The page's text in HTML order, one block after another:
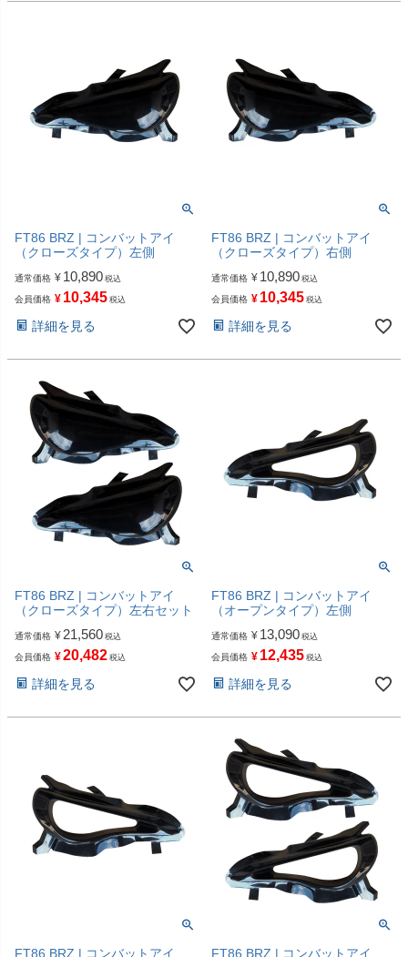
FT86 BRZ | コンバットアイ
（クローズタイプ）左側
通常価格 ¥ 10,890 税込
会員価格 ¥ 10,345 税込
詳細を見る
FT86 BRZ | コンバットアイ
（クローズタイプ）右側
通常価格 ¥ 10,890 税込
会員価格 ¥ 10,345 税込
詳細を見る
FT86 BRZ | コンバットアイ
（クローズタイプ）左右セット
通常価格 ¥ 21,560 税込
会員価格 ¥20,482 税込
詳細を見る
FT86 BRZ | コンバットアイ
（オープンタイプ）左側
通常価格 ¥ 13,090 税込
会員価格 ¥ 12,435 税込
詳細を見る
FT86 BRZ | コンバットアイ
FT86 BRZ | コンバットアイ